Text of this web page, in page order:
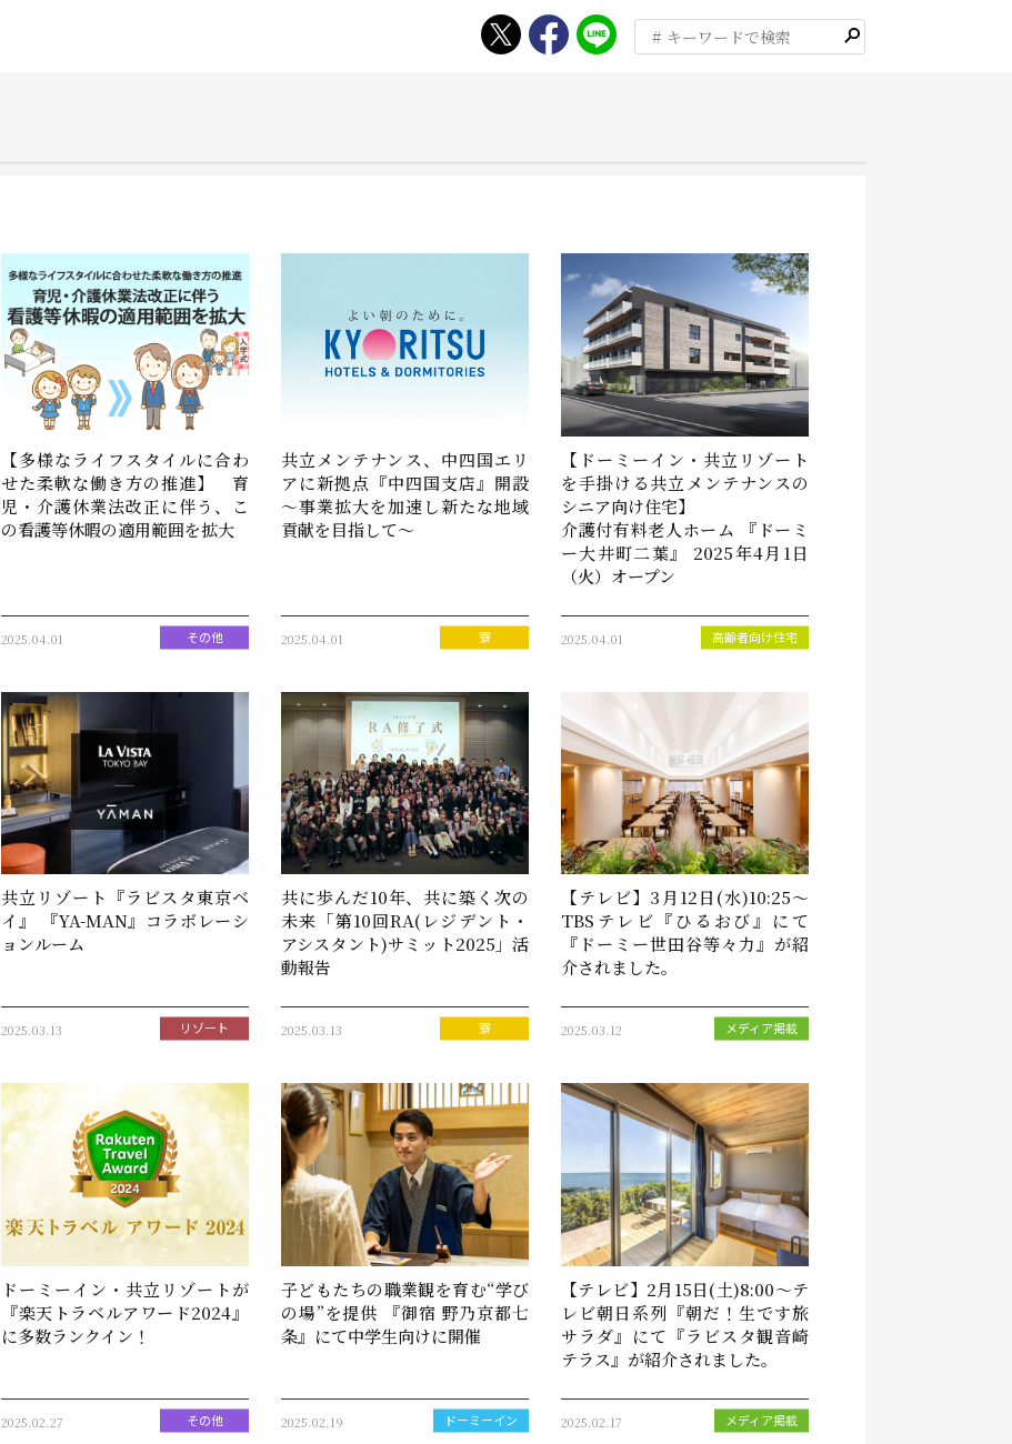
索
【多様なライフスタイルに合わ
せた柔軟な働き方の推進】 育
児・介護休業法改正に伴う、こ
の看護等休暇の適用範囲を拡大
2025.04.01 その他
共立メンテナンス、中四国エリ
アに新拠点『中四国支店』開設
～事業拡大を加速し新たな地域
貢献を目指して～
2025.04.01 寮
【ドーミーイン・共立リゾート
を手掛ける共立メンテナンスの
シニア向け住宅】
介護付有料老人ホーム 『ドーミ
ー大井町二葉』 2025年4月1日
（火）オープン
2025.04.01 高齢者向け住宅
共立リゾート『ラビスタ東京ベ
イ』 『YA-MAN』コラボレーシ
ョンルーム
2025.03.13 リゾート
共に歩んだ10年、共に築く次の
未来「第10回RA(レジデント・
アシスタント)サミット2025」活
動報告
2025.03.13 寮
【テレビ】3月12日(水)10:25～
TBSテレビ『ひるおび』にて
『ドーミー世田谷等々力』が紹
介されました。
2025.03.12 メディア掲載
ドーミーイン・共立リゾートが
『楽天トラベルアワード2024』
に多数ランクイン！
2025.02.27 その他
子どもたちの職業観を育む“学び
の場”を提供 『御宿 野乃京都七
条』にて中学生向けに開催
2025.02.19 ドーミーイン
【テレビ】2月15日(土)8:00～テ
レビ朝日系列『朝だ！生です旅
サラダ』にて『ラビスタ観音崎
テラス』が紹介されました。
2025.02.17 メディア掲載